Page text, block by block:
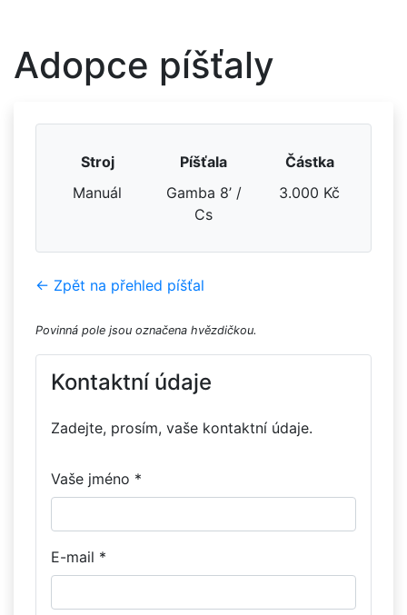
Adopce píšťaly
Stroj Píšťala
Částka
Manuál
Gamba 8’ /
Cs
3.000 Kč
← Zpět na přehled píšťal
Povinná pole jsou označena hvězdičkou.
Kontaktní údaje
Zadejte, prosím, vaše kontaktní údaje.
Vaše jméno *
E-mail *